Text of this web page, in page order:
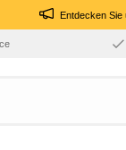
Entdecken